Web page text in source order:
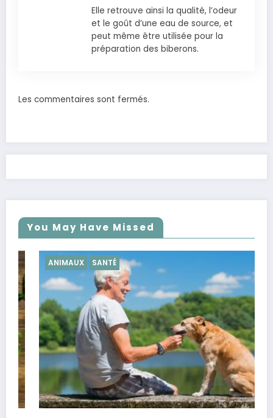
Elle retrouve ainsi la qualité, l’odeur
et le goût d’une eau de source, et
peut même être utilisée pour la
préparation des biberons.
Les commentaires sont fermés.
You May Have Missed
ANIMAUX SANTÉ